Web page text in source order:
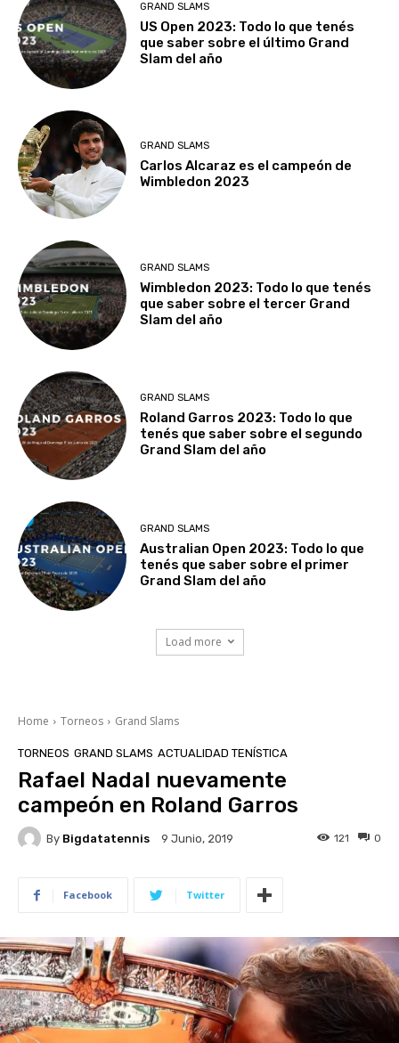
GRAND SLAMS
US Open 2023: Todo lo que tenés
que saber sobre el último Grand
Slam del año
GRAND SLAMS
Carlos Alcaraz es el campeón de
Wimbledon 2023
GRAND SLAMS
Wimbledon 2023: Todo lo que tenés
que saber sobre el tercer Grand
Slam del año
GRAND SLAMS
Roland Garros 2023: Todo lo que
tenés que saber sobre el segundo
Grand Slam del año
GRAND SLAMS
Australian Open 2023: Todo lo que
tenés que saber sobre el primer
Grand Slam del año
Load more